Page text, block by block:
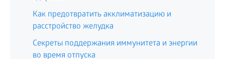
Как предотвратить акклиматизацию и
расстройство желудка
Секреты поддержания иммунитета и энергии
во время отпуска